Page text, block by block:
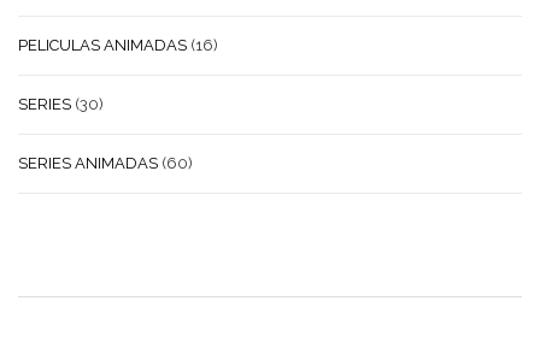
PELICULAS ANIMADAS (16)
SERIES (30)
SERIES ANIMADAS (60)